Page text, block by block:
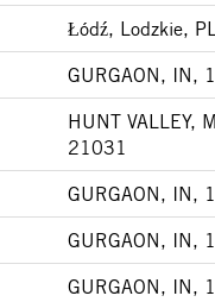
Łódź, Lodzkie,
GURGAON, IN,
HUNT VALLEY,
21031
GURGAON, IN,
GURGAON, IN,
GURGAON, IN,